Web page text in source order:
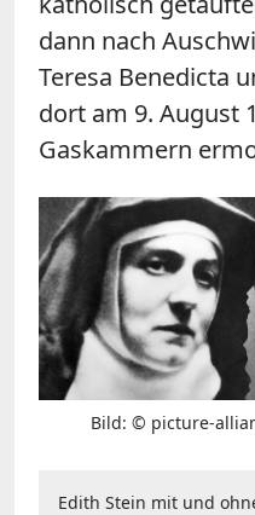
dann nach
Teresa Benedicta
dort am 9. August
Gaskammern
Bild: © picture-
Edith Stein mit und